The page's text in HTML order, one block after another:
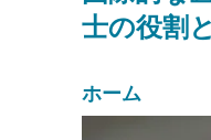
士の役割
ホーム